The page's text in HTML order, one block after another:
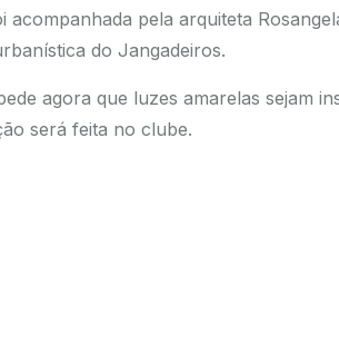
acompanhada pela arquiteta
do Jangadeiros.
agora que luzes amarelas sejam
será feita no clube.